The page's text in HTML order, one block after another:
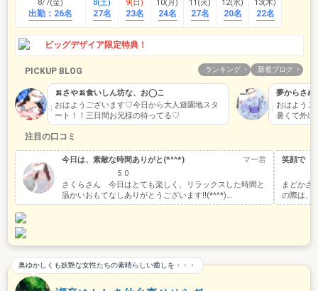
8/7(金)
出勤： 26名
8(土)
27名
9(日)
23名
10(月)
24名
11(火)
27名
12(水)
20名
13(木)
22名
ビッグデザイア限定特典！
PICKUP BLOG ランキング 新着ブログ
🍌さや🍌食いしん坊な、お◯こ
おはようございます♡今日から大人遊園地スタ
ート！！三日間お兄様の待ってる♡
夢からさめ
おはよう
暑くて外出
行かなけれ
注目の口コミ
今日は、素敵な時間ありがと(*^^*) マー君
5.0
さくらさん 今日はとても楽しく、リラックスした時間と
温かいおもてなしありがとうございます!!(*^^*)...
笑顔で
まどかさ
の際は、
奥ゆかしくも妖艶な女性たちの素晴らしい癒しを・・・